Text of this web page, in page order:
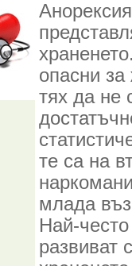
опасни
тях да не
те са на
млада
Най-
развиват